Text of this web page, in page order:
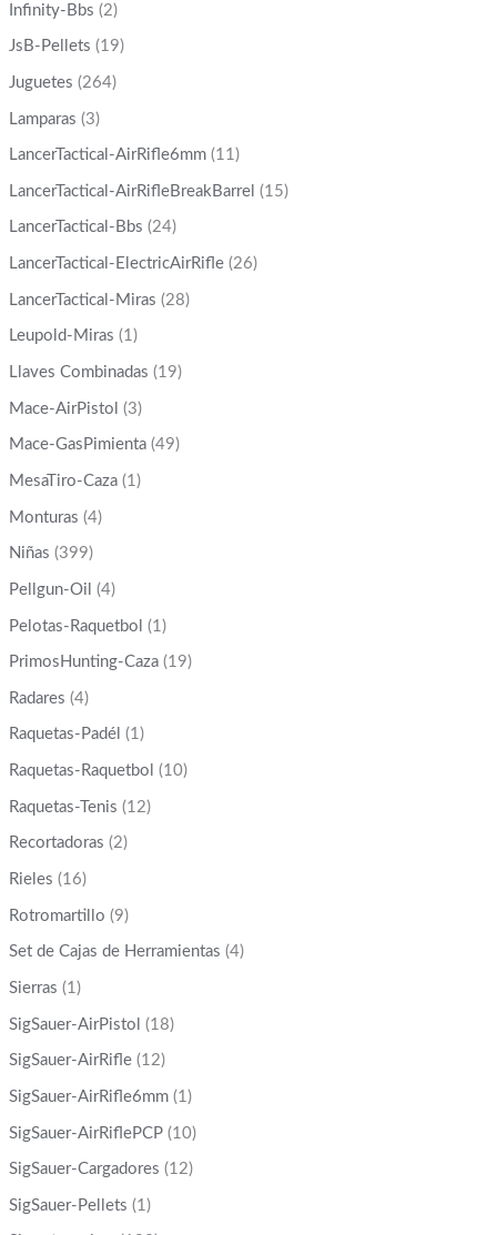
Infinity-Bbs (2)
JsB-Pellets (19)
Juguetes (264)
Lamparas (3)
LancerTactical-AirRifle6mm (11)
LancerTactical-AirRifleBreakBarrel (15)
LancerTactical-Bbs (24)
LancerTactical-ElectricAirRifle (26)
LancerTactical-Miras (28)
Leupold-Miras (1)
Llaves Combinadas (19)
Mace-AirPistol (3)
Mace-GasPimienta (49)
MesaTiro-Caza (1)
Monturas (4)
Niñas (399)
Pellgun-Oil (4)
Pelotas-Raquetbol (1)
PrimosHunting-Caza (19)
Radares (4)
Raquetas-Padél (1)
Raquetas-Raquetbol (10)
Raquetas-Tenis (12)
Recortadoras (2)
Rieles (16)
Rotromartillo (9)
Set de Cajas de Herramientas (4)
Sierras (1)
SigSauer-AirPistol (18)
SigSauer-AirRifle (12)
SigSauer-AirRifle6mm (1)
SigSauer-AirRiflePCP (10)
SigSauer-Cargadores (12)
SigSauer-Pellets (1)